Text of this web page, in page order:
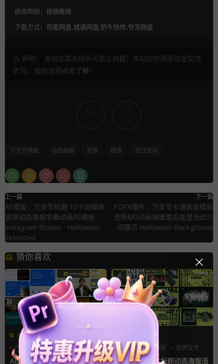
使用帮助： 视频教程
下载方式： 百度网盘,城通网盘,奶牛快传,夸克网盘
声明： 本站文章未经许可禁止转载！本站仅供资源信息交流
学习， 版权说明点此了解 ！
万圣节模板 动态海报 恐怖 惊悚 节日活动
上一篇
AE模板：万圣节标题 10个自媒体
竖屏动态海报字幕动画AE模板
Instagram Stories - Halloween
Extended
下一篇
FCPX插件：万圣节卡通背景模板
恐怖MG动画城堡南瓜鬼屋活动介
绍展示 Halloween Background
猜你喜欢
AE模板
产品介绍
产品宣传
产品展示
AE模板 横竖屏多场景图文展
创意
动态海报 品牌宣传
Ae模板 卡点大标题动态海报活